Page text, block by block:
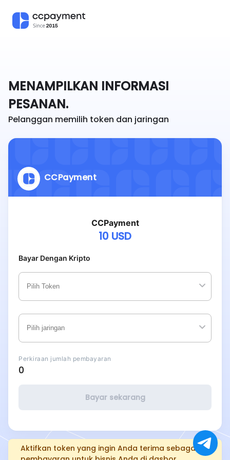
MENAMPILKAN INFORMASI
PESANAN.
Pelanggan memilih token dan jaringan
CCPayment
CCPayment
10 USD
Bayar Dengan Kripto
Perkiraan jumlah pembayaran
0
Bayar sekarang
Aktifkan token yang ingin Anda terima sebagai